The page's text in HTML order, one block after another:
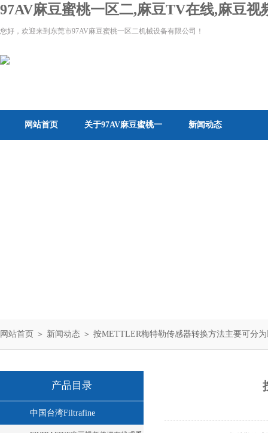
97AV麻豆蜜桃一区二,麻豆TV在线,麻豆
您好，欢迎来到东莞市97AV麻豆蜜桃一区二机械设备有限公司！
网站首页 关于97AV麻豆蜜桃一 新闻动态
网站首页 ＞ 新闻动态 ＞ 按METTLER梅特勒传感器转换方法主要可分
产品目录
中国台湾Filtrafine